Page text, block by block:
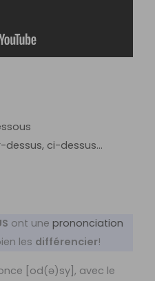
ci-dessus…
ont uneprononciation
les différencier!
[od(ə)sy], avec le